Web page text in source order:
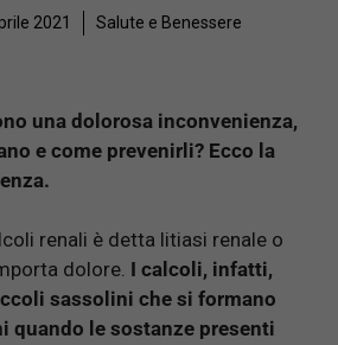
2021 Salute e Benessere
una dolorosa inconvenienza,
e come prevenirli? Ecco la
renali è detta litiasi renale o
dolore. I calcoli, infatti,
sassolini che si formano
quando le sostanze presenti